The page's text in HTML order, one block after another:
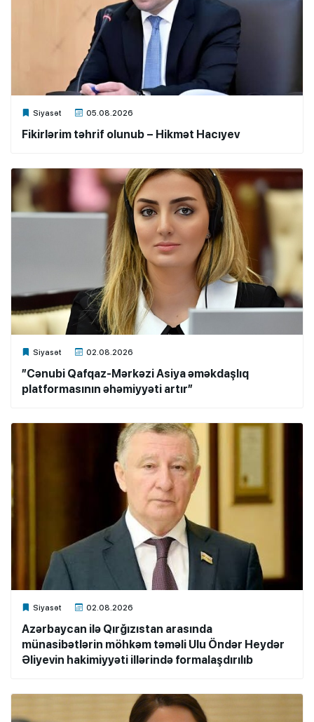
Siyasət 05.08.2026
Xalq.Online
Fikirlərim təhrif olunub – Hikmət Hacıyev
Siyasət 02.08.2026
Xalq.Online
”Cənubi Qafqaz-Mərkəzi Asiya əməkdaşlıq
platformasının əhəmiyyəti artır”
Siyasət 02.08.2026
Xalq.Online
Azərbaycan ilə Qırğızıstan arasında
münasibətlərin möhkəm təməli Ulu Öndər Heydər
Əliyevin hakimiyyəti illərində formalaşdırılıb